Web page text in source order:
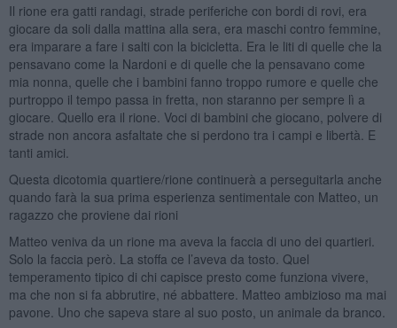
Il rione era gatti randagi, strade periferiche con bordi di rovi, era
giocare da soli dalla mattina alla sera, era maschi contro femmine,
era imparare a fare i salti con la bicicletta. Era le liti di quelle che la
pensavano come la Nardoni e di quelle che la pensavano come
mia nonna, quelle che i bambini fanno troppo rumore e quelle che
purtroppo il tempo passa in fretta, non staranno per sempre lì a
giocare. Quello era il rione. Voci di bambini che giocano, polvere di
strade non ancora asfaltate che si perdono tra i campi e libertà. E
tanti amici.
Questa dicotomia quartiere/rione continuerà a perseguitarla anche
quando farà la sua prima esperienza sentimentale con Matteo, un
ragazzo che proviene dai rioni
Matteo veniva da un rione ma aveva la faccia di uno dei quartieri.
Solo la faccia però. La stoffa ce l’aveva da tosto. Quel
temperamento tipico di chi capisce presto come funziona vivere,
ma che non si fa abbrutire, né abbattere. Matteo ambizioso ma mai
pavone. Uno che sapeva stare al suo posto, un animale da branco.